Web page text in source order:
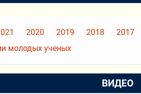
2020 2019 2018 2017
молодых ученых
ВИДЕО